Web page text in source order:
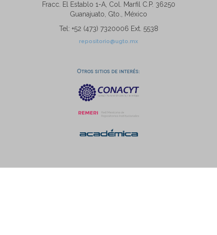
Fracc. El Establo 1-A, Col. Marfil C.P. 36250
Guanajuato, Gto., México
Tel: +52 (473) 7320006 Ext. 5538
repositorio@ugto.mx
Otros sitios de interés: